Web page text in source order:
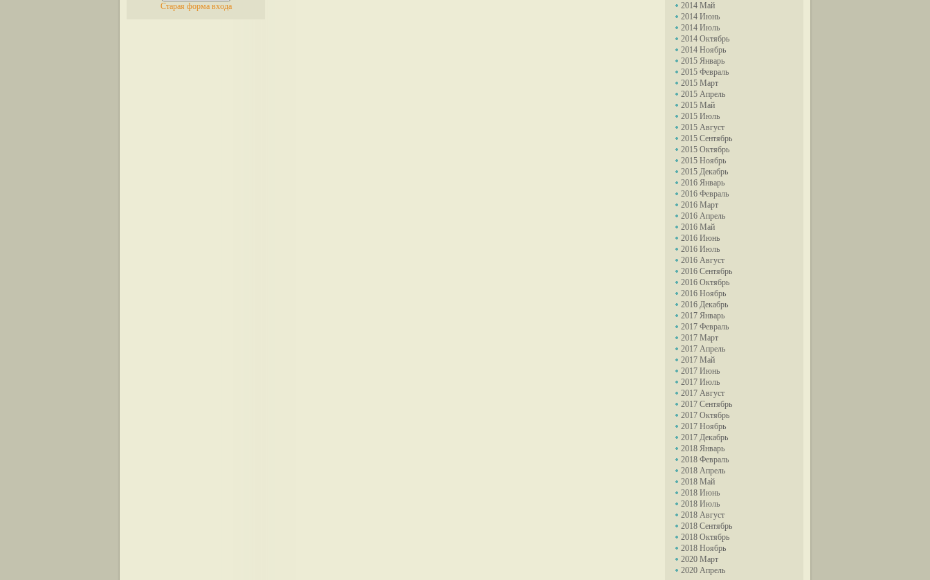
Старая форма входа
2014 Май
2014 Июнь
2014 Июль
2014 Октябрь
2014 Ноябрь
2015 Январь
2015 Февраль
2015 Март
2015 Апрель
2015 Май
2015 Июль
2015 Август
2015 Сентябрь
2015 Октябрь
2015 Ноябрь
2015 Декабрь
2016 Январь
2016 Февраль
2016 Март
2016 Апрель
2016 Май
2016 Июнь
2016 Июль
2016 Август
2016 Сентябрь
2016 Октябрь
2016 Ноябрь
2016 Декабрь
2017 Январь
2017 Февраль
2017 Март
2017 Апрель
2017 Май
2017 Июнь
2017 Июль
2017 Август
2017 Сентябрь
2017 Октябрь
2017 Ноябрь
2017 Декабрь
2018 Январь
2018 Февраль
2018 Апрель
2018 Май
2018 Июнь
2018 Июль
2018 Август
2018 Сентябрь
2018 Октябрь
2018 Ноябрь
2020 Март
2020 Апрель